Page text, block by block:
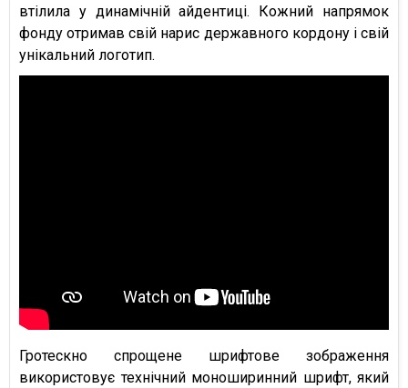
втілила у динамічній айдентиці. Кожний напрямок
фонду отримав свій нарис державного кордону і свій
унікальний логотип.
Гротескно спрощене шрифтове зображення
використовує технічний моноширинний шрифт, який